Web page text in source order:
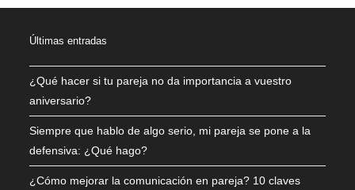
Últimas entradas
¿Qué hacer si tu pareja no da importancia a vuestro
aniversario?
Siempre que hablo de algo serio, mi pareja se pone a la
defensiva: ¿Qué hago?
¿Cómo mejorar la comunicación en pareja? 10 claves